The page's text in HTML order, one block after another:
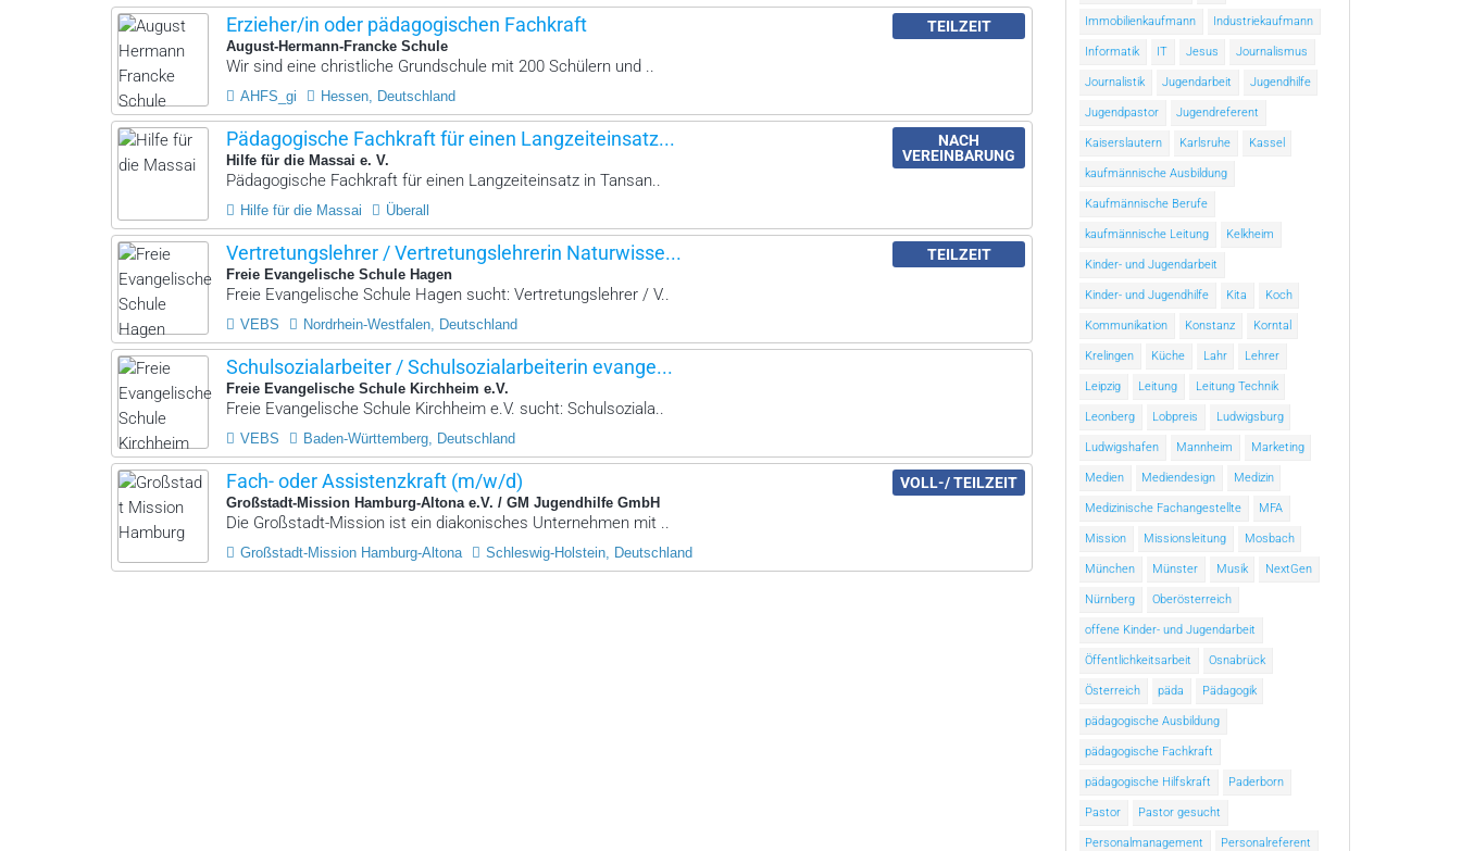
Erzieher/in oder pädagogischen Fachkraft
August-Hermann-Francke Schule
TEILZEIT
Wir sind eine christliche Grundschule mit 200 Schülern und ..
AHFS_gi Hessen, Deutschland
Pädagogische Fachkraft für einen Langzeiteinsatz...
Hilfe für die Massai e. V.
NACH
VEREINBARUNG
Pädagogische Fachkraft für einen Langzeiteinsatz in Tansan..
Hilfe für die Massai Überall
Vertretungslehrer / Vertretungslehrerin Naturwisse...
Freie Evangelische Schule Hagen
TEILZEIT
Freie Evangelische Schule Hagen sucht: Vertretungslehrer / V..
VEBS Nordrhein-Westfalen, Deutschland
Schulsozialarbeiter / Schulsozialarbeiterin evange...
Freie Evangelische Schule Kirchheim e.V.
Freie Evangelische Schule Kirchheim e.V. sucht: Schulsoziala..
VEBS Baden-Württemberg, Deutschland
Fach- oder Assistenzkraft (m/w/d)
Großstadt-Mission Hamburg-Altona e.V. / GM Jugendhilfe GmbH
VOLL-/ TEILZEIT
Die Großstadt-Mission ist ein diakonisches Unternehmen mit ..
Großstadt-Mission Hamburg-Altona Schleswig-Holstein, Deutschland
Immobilienkaufmann Industriekaufmann
Informatik IT Jesus Journalismus
Journalistik Jugendarbeit Jugendhilfe
Jugendpastor Jugendreferent
Kaiserslautern Karlsruhe Kassel
kaufmännische Ausbildung
Kaufmännische Berufe
kaufmännische Leitung Kelkheim
Kinder- und Jugendarbeit
Kinder- und Jugendhilfe Kita Koch
Kommunikation Konstanz Korntal
Krelingen Küche Lahr Lehrer
Leipzig Leitung Leitung Technik
Leonberg Lobpreis Ludwigsburg
Ludwigshafen Mannheim Marketing
Medien Mediendesign Medizin
Medizinische Fachangestellte MFA
Mission Missionsleitung Mosbach
München Münster Musik NextGen
Nürnberg Oberösterreich
offene Kinder- und Jugendarbeit
Öffentlichkeitsarbeit Osnabrück
Österreich päda Pädagogik
pädagogische Ausbildung
pädagogische Fachkraft
pädagogische Hilfskraft Paderborn
Pastor Pastor gesucht
Personalmanagement Personalreferent